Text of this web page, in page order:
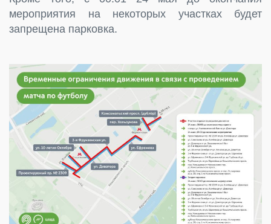
мероприятия на некоторых участках будет
запрещена парковка.